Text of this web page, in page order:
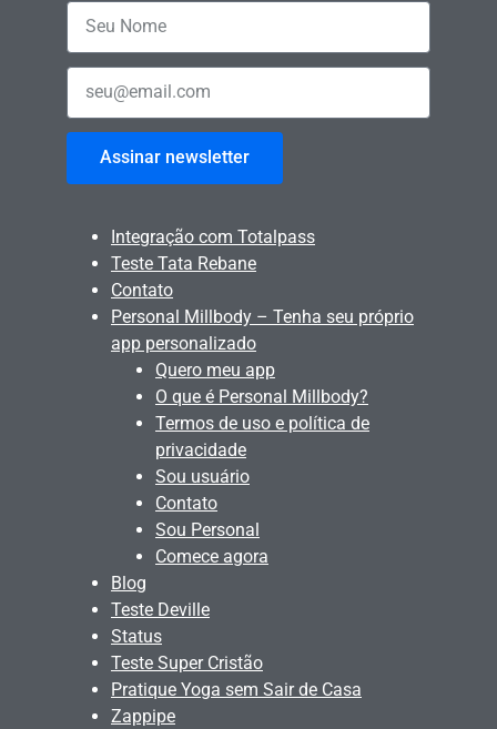
Assinar newsletter
Integração com Totalpass
Teste Tata Rebane
Contato
Personal Millbody – Tenha seu próprio
app personalizado
Quero meu app
O que é Personal Millbody?
Termos de uso e política de
privacidade
Sou usuário
Contato
Sou Personal
Comece agora
Blog
Teste Deville
Status
Teste Super Cristão
Pratique Yoga sem Sair de Casa
Zappipe